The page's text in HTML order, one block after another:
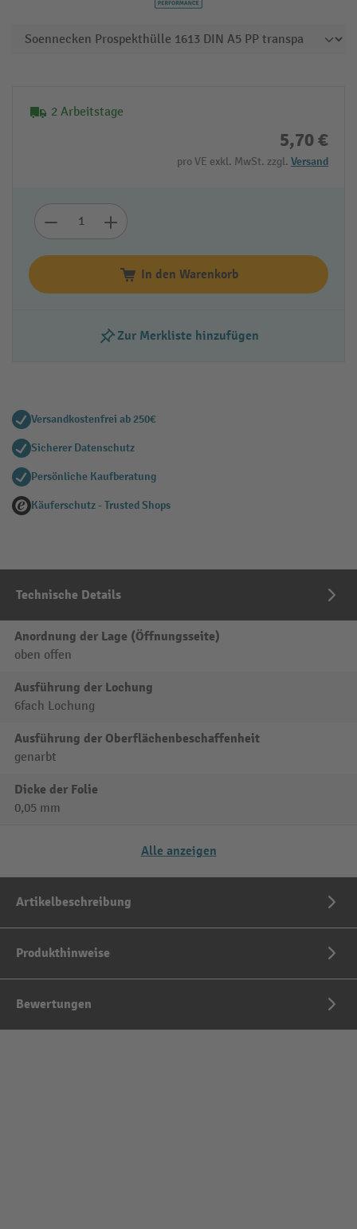
2 Arbeitstage
5,70 €
pro VE exkl. MwSt. zzgl. Versand
In den Warenkorb
Zur Merkliste hinzufügen
Versandkostenfrei ab 250€
Sicherer Datenschutz
Persönliche Kaufberatung
Käuferschutz - Trusted Shops
Technische Details
Anordnung der Lage (Öffnungsseite)
oben offen
Ausführung der Lochung
6fach Lochung
Ausführung der Oberflächenbeschaffenheit
genarbt
Dicke der Folie
0,05 mm
Alle anzeigen
Artikelbeschreibung
Produkthinweise
Bewertungen